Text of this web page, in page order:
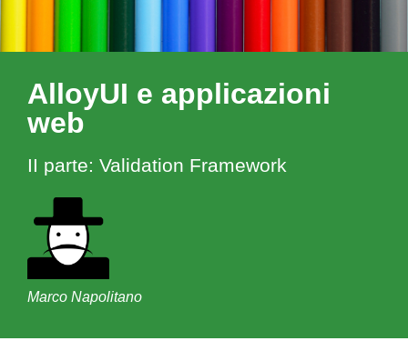
AlloyUI e applicazioni
web
II parte: Validation Framework
Marco Napolitano